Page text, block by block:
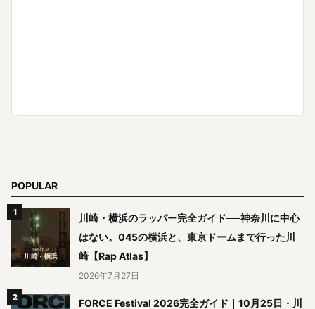
POPULAR
川崎・横浜のラッパー完全ガイド──神奈川に中心
はない。045の横浜と、東京ドームまで行った川
崎【Rap Atlas】
2026年7月27日
FORCE Festival 2026完全ガイド｜10月25日・川